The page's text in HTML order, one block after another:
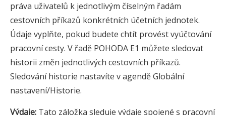
práva uživatelů k jednotlivým číselným řadám
cestovních příkazů konkrétních účetních jednotek.
Údaje vyplňte, pokud budete chtít provést vyúčtování
pracovní cesty. V řadě POHODA E1 můžete sledovat
historii změn jednotlivých cestovních příkazů.
Sledování historie nastavíte v agendě Globální
nastavení/Historie.
Výdaje: Tato záložka sleduje výdaje spojené s pracovní